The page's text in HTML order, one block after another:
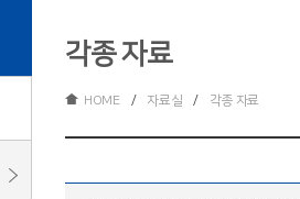
각종 자료
HOME / 자료실 / 각종 자료